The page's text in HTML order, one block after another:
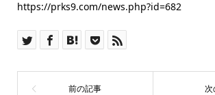
https://prks9.com/news.php?id=682